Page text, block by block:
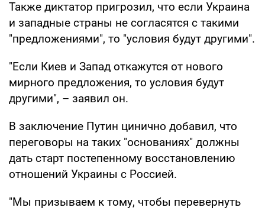
Также диктатор пригрозил, что если Украина
и западные страны не согласятся с такими
"предложениями", то "условия будут другими".
"Если Киев и Запад откажутся от нового
мирного предложения, то условия будут
другими", – заявил он.
В заключение Путин цинично добавил, что
переговоры на таких "основаниях" должны
дать старт постепенному восстановлению
отношений Украины с Россией.
"Мы призываем к тому, чтобы перевернуть